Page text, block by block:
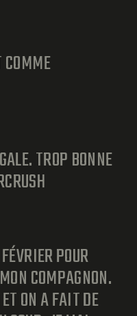
TROP BONNE
POUR
COMPAGNON.
ON A FAIT DE